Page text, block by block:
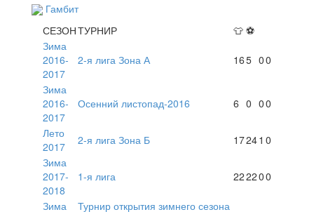
Гамбит
СЕЗОНТУРНИР 👕 ⚽
Зима
2016-
2017
2-я лига Зона А 165 00
Зима
2016-
2017
Осенний листопад-2016 6 0 00
Лето
2017
2-я лига Зона Б 17241 0
Зима
2017-
2018
1-я лига 222200
Зима
Турнир открытия зимнего сезона